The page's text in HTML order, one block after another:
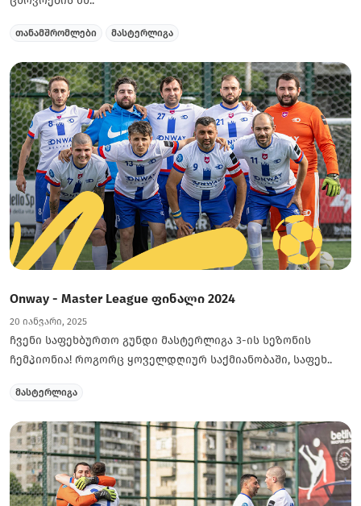
თანამშრომლები მასტერლიგა
Onway - Master League ფინალი 2024
20 იანვარი, 2025
ჩვენი საფეხბურთო გუნდი მასტერლიგა 3-ის სეზონის
ჩემპიონია! როგორც ყოველდღიურ საქმიანობაში, საფეხ..
მასტერლიგა